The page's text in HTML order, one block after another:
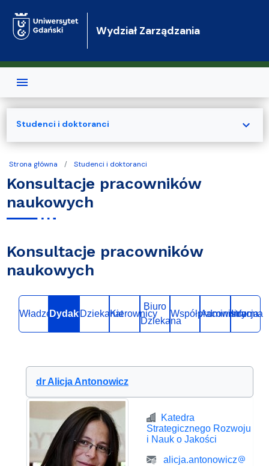
Wydział Zarządzania
Strona główna Studenci i doktoranci
Konsultacje pracowników
naukowych
Konsultacje pracowników
naukowych
Studenci i doktoranci expand_more